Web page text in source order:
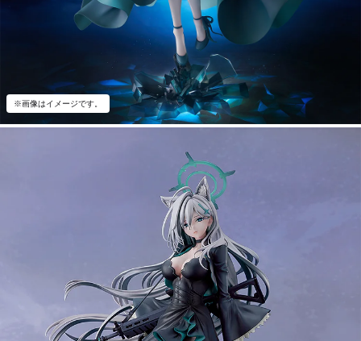
※画像はイメージです。